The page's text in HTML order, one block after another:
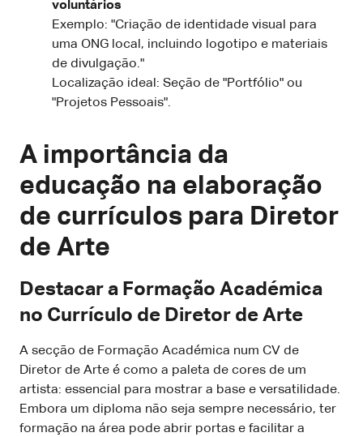
voluntários
Exemplo: "Criação de identidade visual para
uma ONG local, incluindo logotipo e materiais
de divulgação."
Localização ideal: Seção de "Portfólio" ou
"Projetos Pessoais".
A importância da
educação na elaboração
de currículos para Diretor
de Arte
Destacar a Formação Académica
no Currículo de Diretor de Arte
A secção de Formação Académica num CV de
Diretor de Arte é como a paleta de cores de um
artista: essencial para mostrar a base e versatilidade.
Embora um diploma não seja sempre necessário, ter
formação na área pode abrir portas e facilitar a